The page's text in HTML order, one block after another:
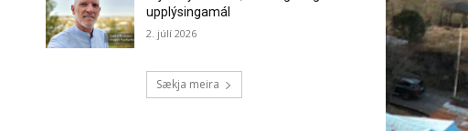
upplýsingamál
2. júlí 2026
Sækja meira